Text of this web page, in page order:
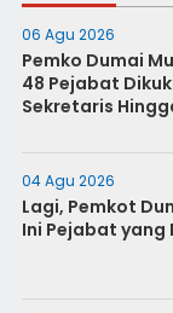
06 Agu 2026
Pemko Dumai
48 Pejabat
Sekretaris
04 Agu 2026
Lagi, Pemkot
Ini Pejabat yang